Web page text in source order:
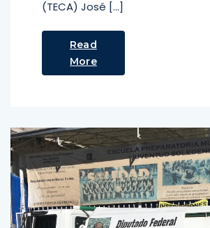
(TECA) José […]
Read
More